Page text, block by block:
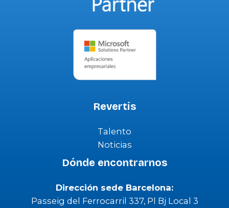
Revertis
Talento
Noticias
Dónde encontrarnos
Dirección sede Barcelona:
Passeig del Ferrocarril 337, Pl Bj Local 3